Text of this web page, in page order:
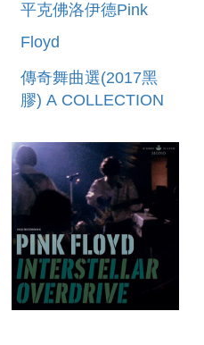
平克佛洛伊德Pink
Floyd
傳奇舞曲選(2017黑
膠) A COLLECTION
SONGS(2017
VINYL)